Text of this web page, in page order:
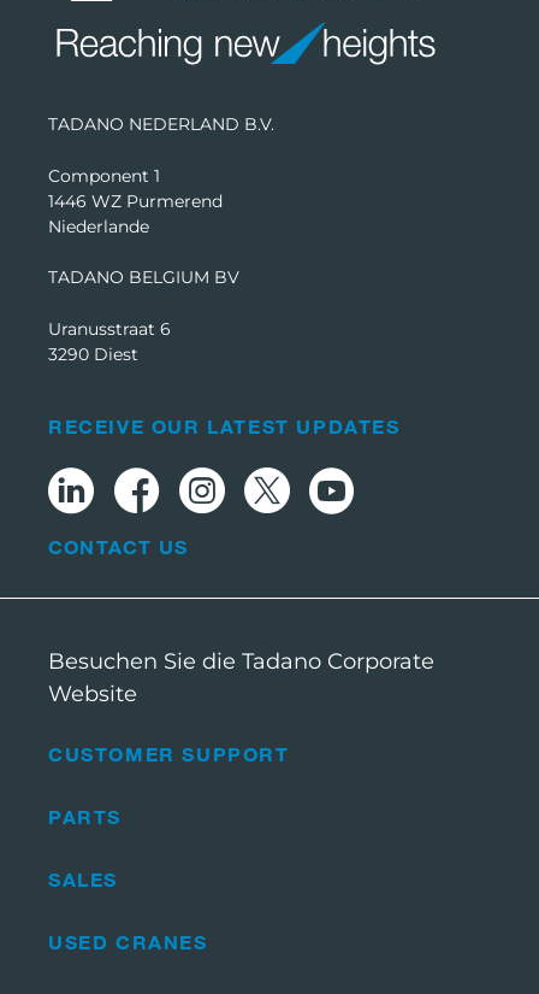
TADANO NEDERLAND B.V.
Component 1
1446 WZ Purmerend
Niederlande
TADANO BELGIUM BV
Uranusstraat 6
3290 Diest
CUSTOMER SUPPORT
PARTS
SALES
USED CRANES
RECEIVE OUR LATEST UPDATES
CONTACT US
Besuchen Sie die Tadano Corporate
Website